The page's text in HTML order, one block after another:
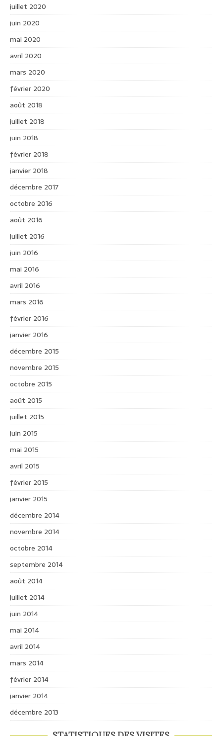
juillet 2020
juin 2020
mai 2020
avril 2020
mars 2020
février 2020
août 2018
juillet 2018
juin 2018
février 2018
janvier 2018
décembre 2017
octobre 2016
août 2016
juillet 2016
juin 2016
mai 2016
avril 2016
mars 2016
février 2016
janvier 2016
décembre 2015
novembre 2015
octobre 2015
août 2015
juillet 2015
juin 2015
mai 2015
avril 2015
février 2015
janvier 2015
décembre 2014
novembre 2014
octobre 2014
septembre 2014
août 2014
juillet 2014
juin 2014
mai 2014
avril 2014
mars 2014
février 2014
janvier 2014
décembre 2013